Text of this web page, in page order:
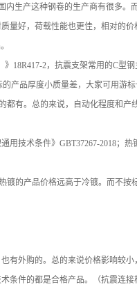
内生产这种钢卷的生产商有很多
量好，荷载性能也更佳，相对的
18R417-2，抗震支架常用的C型
产品厚度小质量差，大家可用游
都有。总的来说，自动化程度和
技术条件》GBT37267-2018；热
镀的产品价格远高于冷镀。而不
有外购的。总的来说价格影响较
件的都是合格产品。（抗震连接